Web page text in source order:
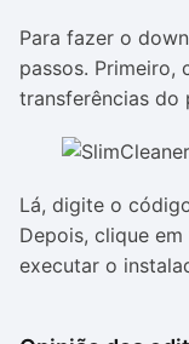
Para fazer o
passos. Primeiro,
transferências do
Lá, digite o
Depois, clique
executar o